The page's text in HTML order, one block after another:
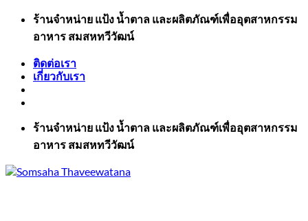
ข้าม
เนื้อหา
ร้านจำหน่าย แป้ง น้ำตาล และผลิตภัณฑ์เพื่ออุตสาหกรรม
อาหาร สมสหทวีวัฒน์
ติดต่อเรา
เกี่ยวกับเรา
ร้านจำหน่าย แป้ง น้ำตาล และผลิตภัณฑ์เพื่ออุตสาหกรรม
อาหาร สมสหทวีวัฒน์